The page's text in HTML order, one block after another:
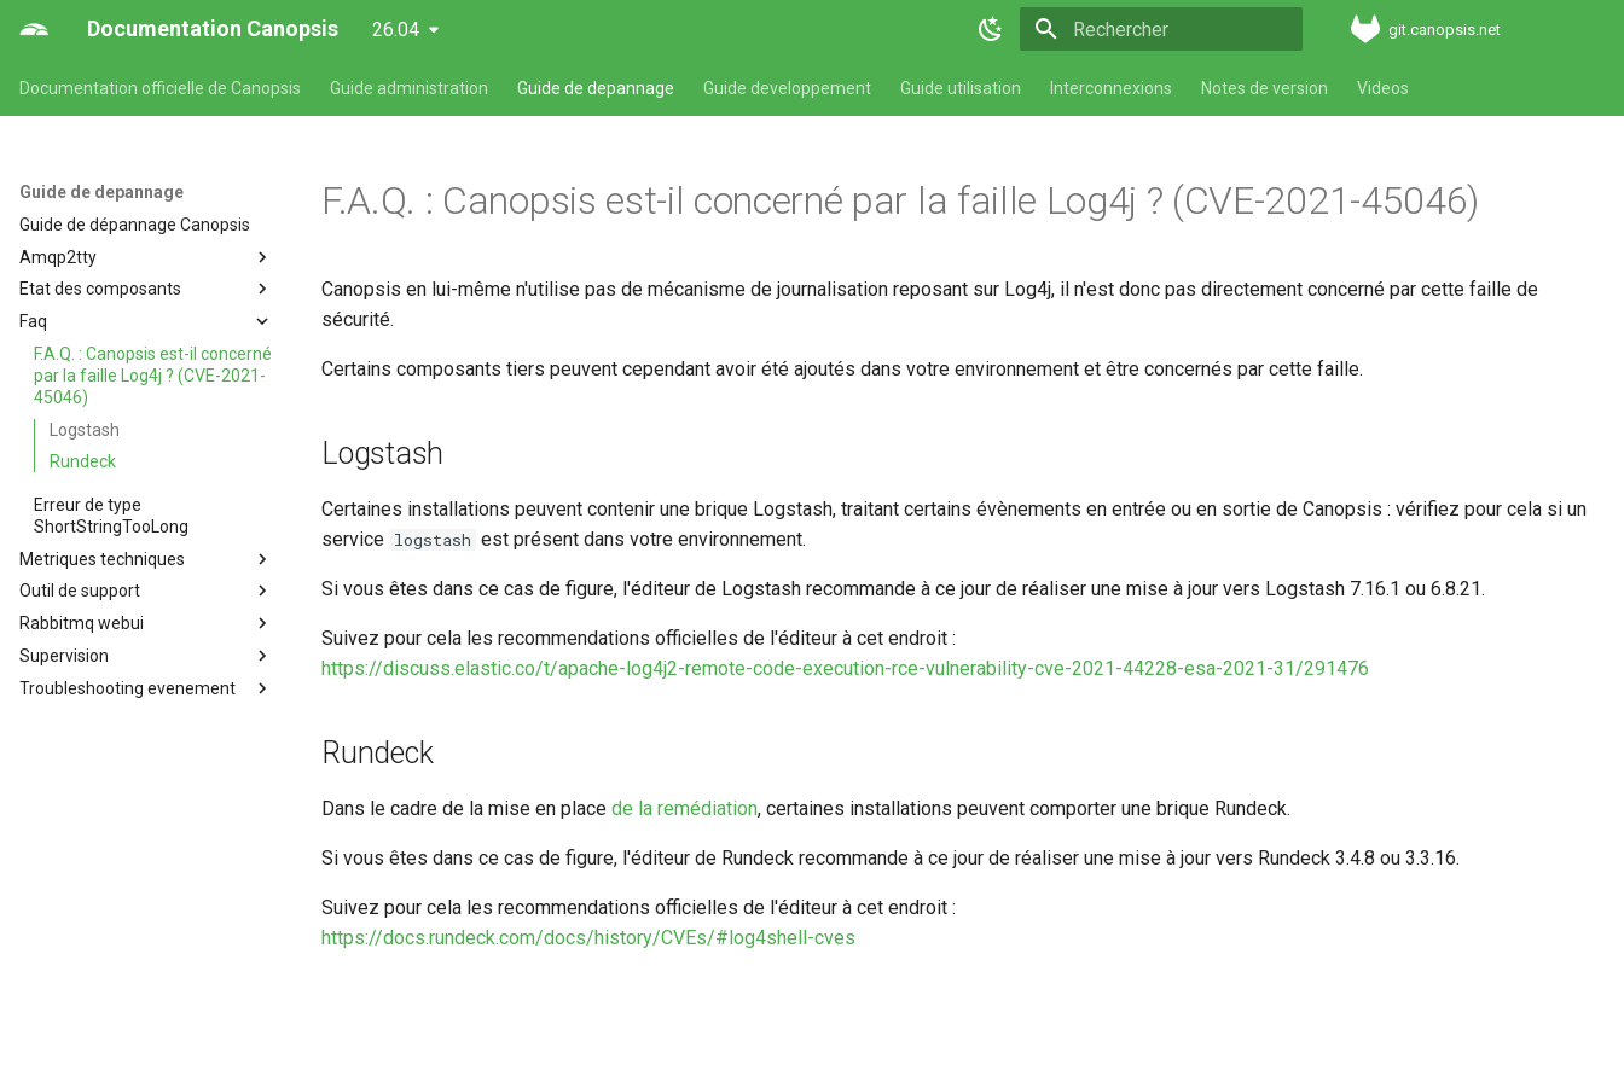
Documentation Canopsis 26.04 git.canopsis.net
Documentation officielle de Canopsis Guide administration Guide de depannage Guide developpement Guide utilisation Interconnexions Notes de version Videos
Guide de depannage
Guide de dépannage Canopsis
Amqp2tty
amqp2tty - Analyse temps réel
ou des relais AMQP
Etat des composants
État des composants de
Canopsis
Faq
F.A.Q. : Canopsis est-il concerné
par la faille Log4j ? (CVE-2021-
45046)
Logstash
Rundeck
Erreur de type
ShortStringTooLong
Metriques techniques
Métriques techniques
Outil de support
Outil de support
Pprof
Rabbitmq webui
Interface RabbitMQ
Supervision
Supervision de Canopsis
Troubleshooting evenement
F.A.Q. : Canopsis est-il concerné par la faille Log4j ? (CVE-2021-45046)
Canopsis en lui-même n'utilise pas de mécanisme de journalisation reposant sur Log4j, il n'est donc pas directement concerné par cette faille de
sécurité.
Certains composants tiers peuvent cependant avoir été ajoutés dans votre environnement et être concernés par cette faille.
Logstash
Certaines installations peuvent contenir une brique Logstash, traitant certains évènements en entrée ou en sortie de Canopsis : vérifiez pour cela si un
service logstash est présent dans votre environnement.
Si vous êtes dans ce cas de figure, l'éditeur de Logstash recommande à ce jour de réaliser une mise à jour vers Logstash 7.16.1 ou 6.8.21.
Suivez pour cela les recommendations officielles de l'éditeur à cet endroit :
https://discuss.elastic.co/t/apache-log4j2-remote-code-execution-rce-vulnerability-cve-2021-44228-esa-2021-31/291476
Rundeck
Dans le cadre de la mise en place de la remédiation, certaines installations peuvent comporter une brique Rundeck.
Si vous êtes dans ce cas de figure, l'éditeur de Rundeck recommande à ce jour de réaliser une mise à jour vers Rundeck 3.4.8 ou 3.3.16.
Suivez pour cela les recommendations officielles de l'éditeur à cet endroit :
https://docs.rundeck.com/docs/history/CVEs/#log4shell-cves